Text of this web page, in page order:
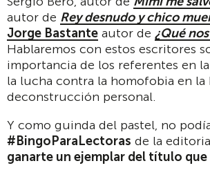
autor de Rey desnudo y chico
Jorge Bastante autor de ¿Qué
Hablaremos con estos escritores
importancia de los referentes en
la lucha contra la homofobia en la
deconstrucción personal.
Y como guinda del pastel, no
#BingoParaLectoras de la
ganarte un ejemplar del título